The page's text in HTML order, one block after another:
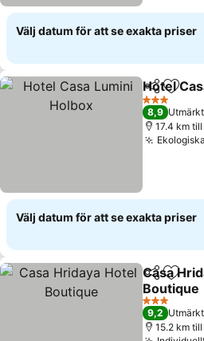
Välj datum för att se exakta priser
Dela Lägg
Hotel
3 Stjärnor
8,9 Utmärkt
17.4 km
Välj datum för att se exakta priser
Dela Lägg
Casa
Boutique
Se priser
3 Stjärnor
9,2 Utmärkt
15.2 km